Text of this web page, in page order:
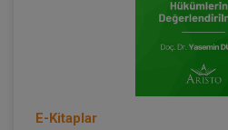
E-Kitaplar